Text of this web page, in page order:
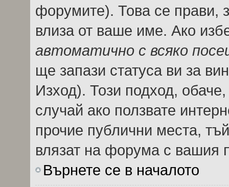
форумите). Това се прави,
влиза от ваше име. Ако
автоматично с всяко
ще запази статуса ви за
Изход). Този подход,
случай ако ползвате
прочие публични места,
влязат на форума с вашия
Върнете се в началото